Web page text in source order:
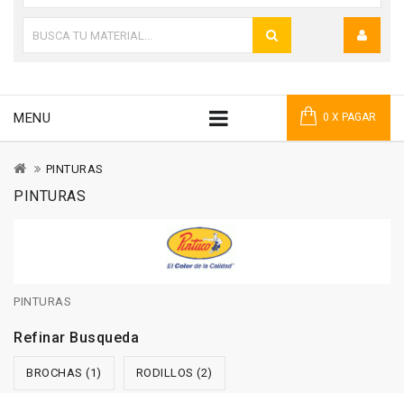
0 X PAGAR
MENU
PINTURAS
PINTURAS
PINTURAS
Refinar Busqueda
BROCHAS (1) RODILLOS (2)